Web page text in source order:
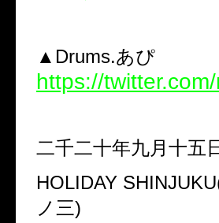
▲Drums.あぴ
https://
二千二十年九月十五
HOLIDAY
ノ三)